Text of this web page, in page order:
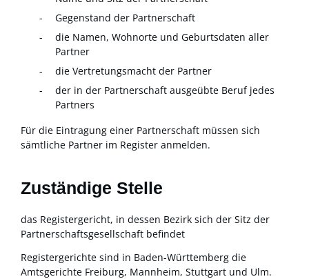
Gegenstand der Partnerschaft
die Namen, Wohnorte und Geburtsdaten aller
Partner
die Vertretungsmacht der Partner
der in der Partnerschaft ausgeübte Beruf jedes
Partners
Für die Eintragung einer Partnerschaft müssen sich
sämtliche Partner im Register anmelden.
Zuständige Stelle
das Registergericht, in dessen Bezirk sich der Sitz der
Partnerschaftsgesellschaft befindet
Registergerichte sind in Baden-Württemberg die
Amtsgerichte Freiburg, Mannheim, Stuttgart und Ulm.